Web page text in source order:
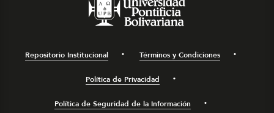
Repositorio Institucional Términos y Condiciones
Política de Privacidad
Política de Seguridad de la Información